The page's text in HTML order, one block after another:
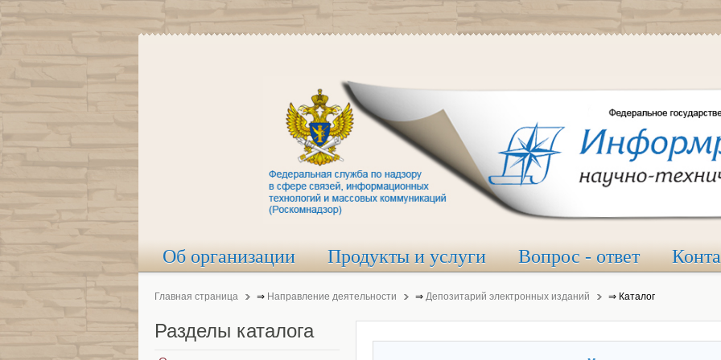
Об организации Продукты и услуги Вопрос - ответ
Главная страница ⇒ Направление деятельности ⇒ Депозитарий электронных изданий ⇒ Каталог
Разделы каталога